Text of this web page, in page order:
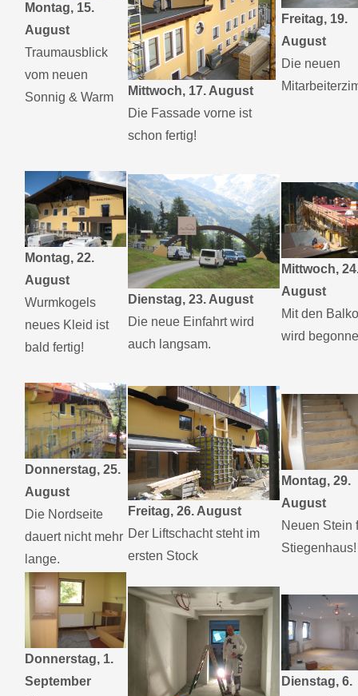
Montag, 15.
August
Traumausblick
vom neuen
Sonnig & Warm
Mittwoch, 17. August
Die Fassade vorne ist
schon fertig!
Freitag, 19.
August
Die neuen
Montag, 22.
August
Wurmkogels
neues Kleid ist
bald fertig!
Dienstag, 23. August
Die neue Einfahrt wird
auch langsam.
Mittwoch,
August
Mit den
wird
Donnerstag, 25.
August
Die Nordseite
dauert nicht mehr
lange.
Freitag, 26. August
Der Liftschacht steht im
ersten Stock
Montag, 29.
August
Neuen Stein
Stiegenhaus!
Donnerstag, 1.
September
Dienstag, 6.